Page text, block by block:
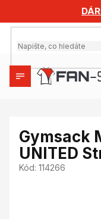
obsah
Gymsack
UNITED
Kód: 114266